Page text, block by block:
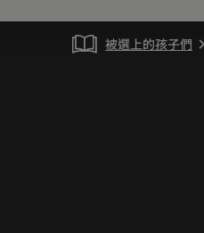
被選上的孩子們 chevron_right